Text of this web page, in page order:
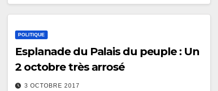
POLITIQUE
Esplanade du Palais du peuple : Un
2 octobre très arrosé
3 OCTOBRE 2017